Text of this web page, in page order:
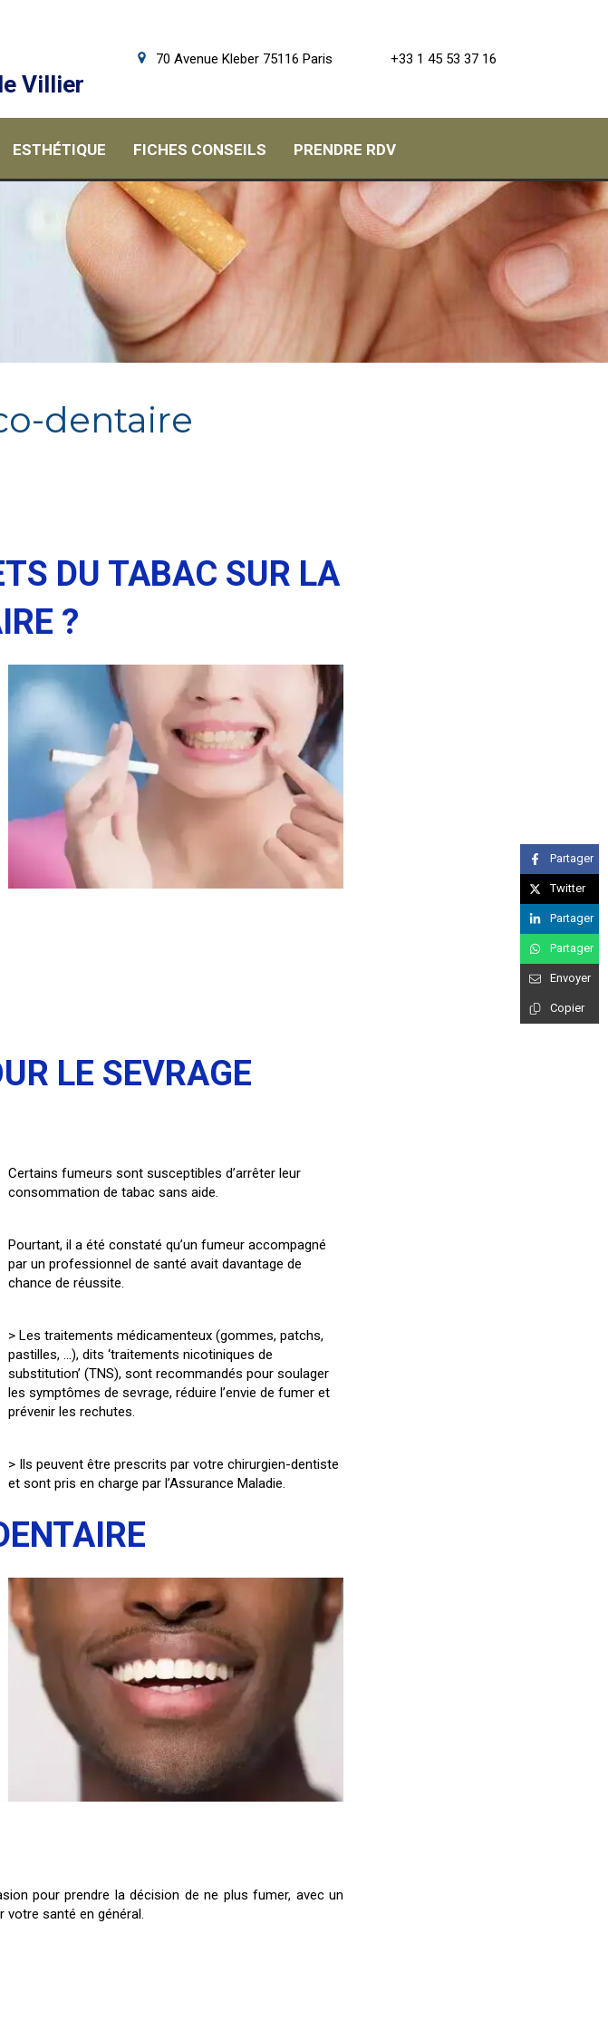
70 Avenue Kleber 75116 Paris +33 1 45 53 37 16
Villier
ESTHÉTIQUE FICHES CONSEILS PRENDRE RDV
dentaire
DU TABAC SUR LA
?
LE SEVRAGE
Certains fumeurs sont susceptibles d’arrêter leur
consommation de tabac sans aide.
Pourtant, il a été constaté qu’un fumeur accompagné
par un professionnel de santé avait davantage de
chance de réussite.
> Les traitements médicamenteux (gommes, patchs,
pastilles, …), dits ‘traitements nicotiniques de
substitution’ (TNS), sont recommandés pour soulager
les symptômes de sevrage, réduire l’envie de fumer et
prévenir les rechutes.
> Ils peuvent être prescrits par votre chirurgien-dentiste
et sont pris en charge par l’Assurance Maladie.
pour prendre la décision de ne plus fumer, avec un
santé en général.
Partager
Twitter
Partager
Partager
Envoyer
Copier